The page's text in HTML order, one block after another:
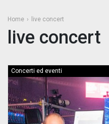
Home live concert
live concert
Concerti ed eventi